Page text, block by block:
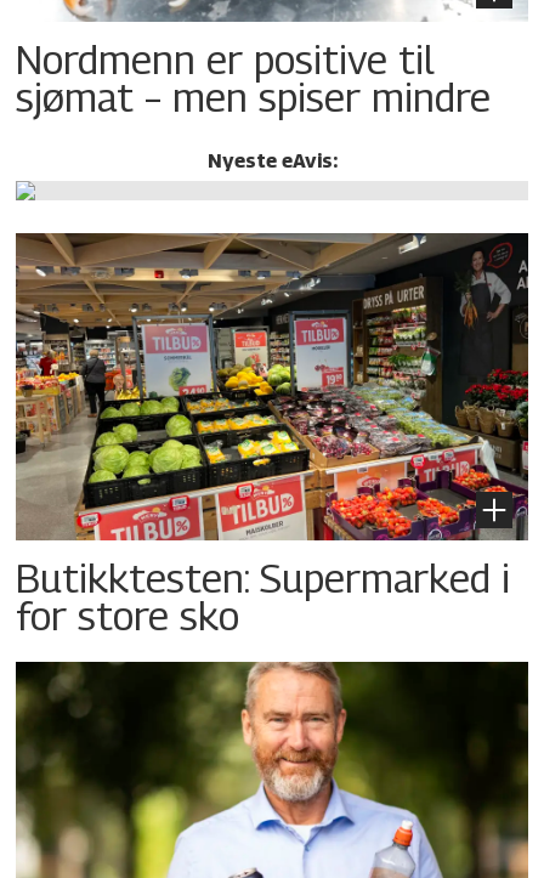
Nordmenn er positive til
sjømat – men spiser mindre
Nyeste eAvis:
Butikktesten: Supermarked i
for store sko